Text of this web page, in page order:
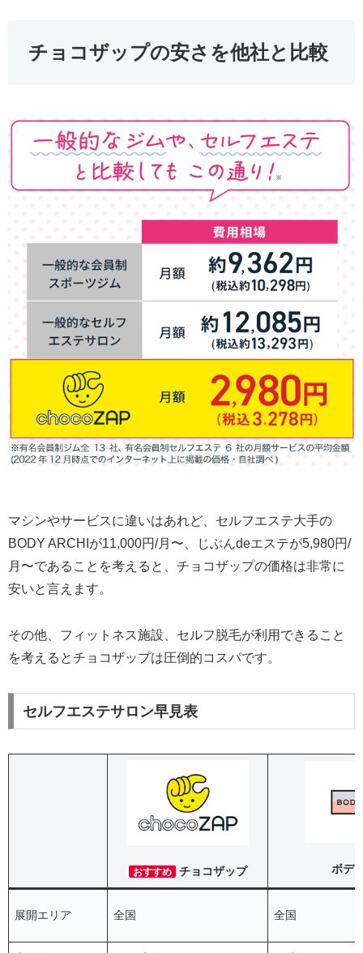
チョコザップの安さを他社と比較
マシンやサービスに違いはあれど、セルフエステ大手の
BODY ARCHIが11,000円/月〜、じぶんdeエステが5,980円/
月〜であることを考えると、チョコザップの価格は非常に
安いと言えます。
その他、フィットネス施設、セルフ脱毛が利用できること
を考えるとチョコザップは圧倒的コスパです。
セルフエステサロン早見表
おすすめ チョコザップ ボデ
展開エリア 全国 全国